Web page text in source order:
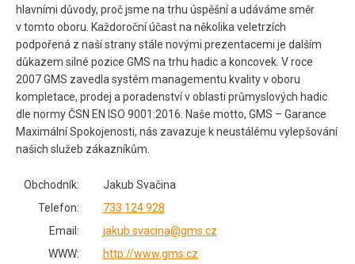
hlavními důvody, proč jsme na trhu úspěšní a udáváme směr
v tomto oboru. Každoroční účast na několika veletrzích
podpořená z naší strany stále novými prezentacemi je dalším
důkazem silné pozice GMS na trhu hadic a koncovek. V roce
2007 GMS zavedla systém managementu kvality v oboru
kompletace, prodej a poradenství v oblasti průmyslových hadic
dle normy ČSN EN ISO 9001:2016. Naše motto, GMS – Garance
Maximální Spokojenosti, nás zavazuje k neustálému vylepšování
našich služeb zákazníkům.
Obchodník:
Jakub Svačina
Telefon:
733 124 928
Email:
jakub.svacina@gms.cz
WWW:
http://www.gms.cz